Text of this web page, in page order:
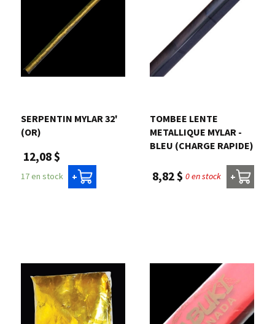
SERPENTIN MYLAR 32'
(OR)
12,08 $
17 en stock +
TOMBEE LENTE
METALLIQUE MYLAR -
BLEU (CHARGE RAPIDE)
8,82 $ 0 en stock +